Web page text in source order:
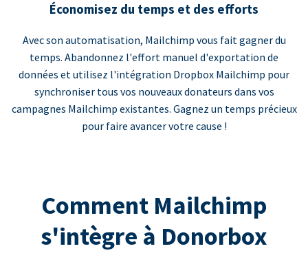
Économisez du temps et des efforts
Avec son automatisation, Mailchimp vous fait gagner du
temps. Abandonnez l'effort manuel d'exportation de
données et utilisez l'intégration Dropbox Mailchimp pour
synchroniser tous vos nouveaux donateurs dans vos
campagnes Mailchimp existantes. Gagnez un temps précieux
pour faire avancer votre cause !
Comment Mailchimp
s'intègre à Donorbox